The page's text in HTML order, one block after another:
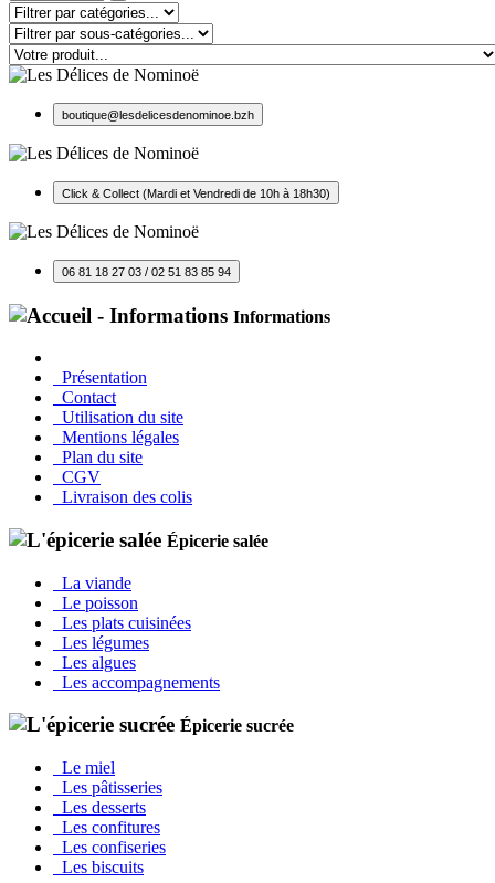
boutique@lesdelicesdenominoe.bzh
Click & Collect (Mardi et Vendredi de 10h à 18h30)
06 81 18 27 03 / 02 51 83 85 94
Informations
Présentation
Contact
Utilisation du site
Mentions légales
Plan du site
CGV
Livraison des colis
Épicerie salée
La viande
Le poisson
Les plats cuisinées
Les légumes
Les algues
Les accompagnements
Épicerie sucrée
Le miel
Les pâtisseries
Les desserts
Les confitures
Les confiseries
Les biscuits